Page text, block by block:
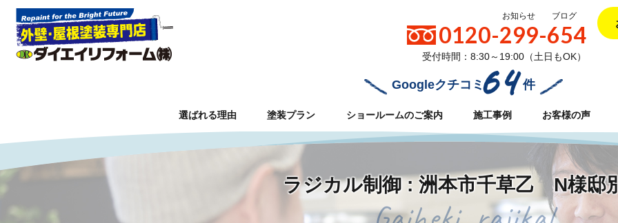
お知らせ ブログ
0120-299-654
受付時間：8:30～19:00（土日もOK）
Googleクチコミ64 件
選ばれる理由 塗装プラン ショールームのご案内 施工事例 お客様の声
ラジカル制御 : 洲本市千草乙 N様邸